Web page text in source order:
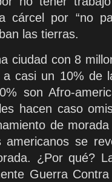
cárcel por “no
las tierras.
ciudad con 8
casi un 10% de
son Afro-
hacen caso
de
se
¿Por qué?
Guerra